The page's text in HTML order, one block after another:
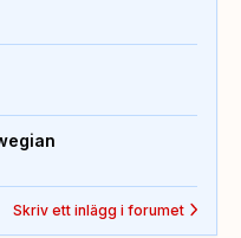
Skriv ett inlägg i forumet